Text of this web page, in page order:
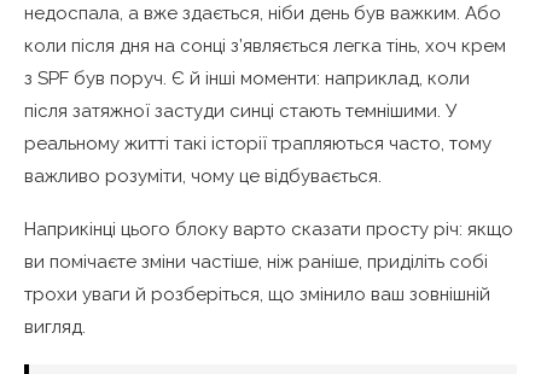
недоспала, а вже здається, ніби день був важким. Або
коли після дня на сонці з’являється легка тінь, хоч крем
з SPF був поруч. Є й інші моменти: наприклад, коли
після затяжної застуди синці стають темнішими. У
реальному житті такі історії трапляються часто, тому
важливо розуміти, чому це відбувається.
Наприкінці цього блоку варто сказати просту річ: якщо
ви помічаєте зміни частіше, ніж раніше, приділіть собі
трохи уваги й розберіться, що змінило ваш зовнішній
вигляд.